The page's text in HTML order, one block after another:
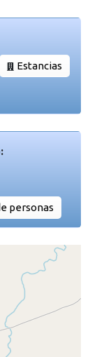
Estancias
personas